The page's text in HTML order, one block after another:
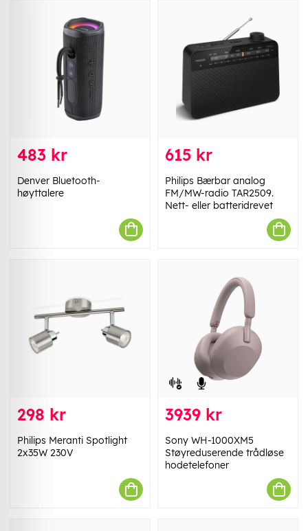
483 kr
Denver Bluetooth-
høyttalere
615 kr
Philips Bærbar analog
FM/MW-radio TAR2509.
Nett- eller batteridrevet
298 kr
Philips Meranti Spotlight
2x35W 230V
3939 kr
Sony WH-1000XM5
Støyreduserende trådløse
hodetelefoner